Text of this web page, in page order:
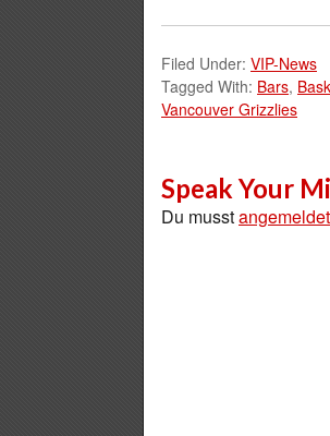
Filed Under: VIP-News
Tagged With: Bars,
Vancouver Grizzlies
Speak Your
Du musstangemeldet